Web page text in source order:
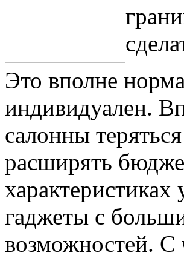
Это вполне
индивидуален.
салонны
расширять
гаджеты с
возможностей. С